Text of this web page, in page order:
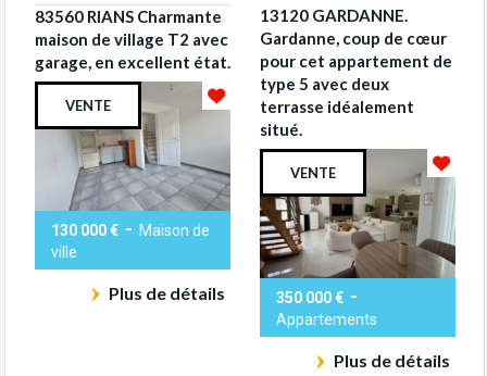
83560 RIANS Charmante
maison de village T2 avec
garage, en excellent état.
VENTE
130 000 € - Maison de
ville
Plus de détails
13120 GARDANNE.
Gardanne, coup de cœur
pour cet appartement de
type 5 avec deux
terrasse idéalement
situé.
VENTE
350 000 € -
Appartements
Plus de détails